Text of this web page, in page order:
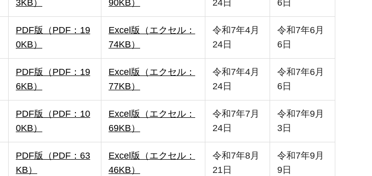
3KB）
90KB）
24日
6日
PDF版（PDF：19
0KB）
Excel版（エクセル：
74KB）
令和7年4月
24日
令和7年6月
6日
PDF版（PDF：19
6KB）
Excel版（エクセル：
77KB）
令和7年4月
24日
令和7年6月
6日
PDF版（PDF：10
0KB）
Excel版（エクセル：
69KB）
令和7年7月
24日
令和7年9月
3日
PDF版（PDF：63
KB）
Excel版（エクセル：
46KB）
令和7年8月
21日
令和7年9月
9日